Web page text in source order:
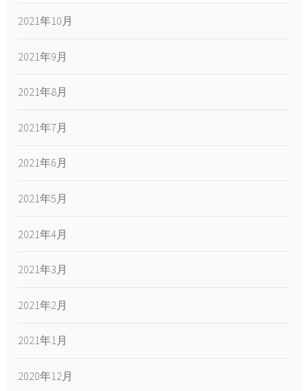
2021年10月
2021年9月
2021年8月
2021年7月
2021年6月
2021年5月
2021年4月
2021年3月
2021年2月
2021年1月
2020年12月